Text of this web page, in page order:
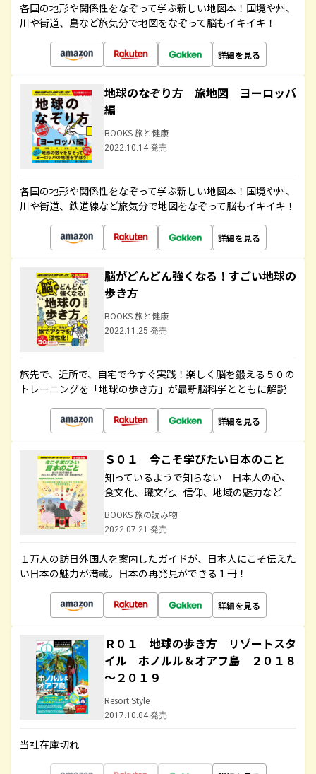
各国の地形や関係性をなぞって学ぶ新しい地図本！国境や州、
川や街道、島など旅気分で地図をなぞって脳もイキイキ！
詳細を見る
地球のなぞり方 旅地図 ヨーロッパ
編
BOOKS 旅と健康
2022.10.14 発売
各国の地形や関係性をなぞって学ぶ新しい地図本！国境や州、
川や街道、鉄道線など旅気分で地図をなぞって脳もイキイキ！
詳細を見る
脳がどんどん強くなる！すごい地球の
歩き方
BOOKS 旅と健康
2022.11.25 発売
旅先で、近所で、自宅で今すぐ実践！楽しく脳を鍛える５０の
トレーニングを「地球の歩き方」が最新脳科学とともに解説
詳細を見る
Ｓ０１ 今こそ学びたい日本のこと
知っているようで知らない 日本人の心、
食文化、職文化、信仰、地域の魅力など
BOOKS 旅の読み物
2022.07.21 発売
１万人の訪日外国人を案内したガイドが、日本人にこそ伝えた
い日本の魅力が満載。日本の再発見ができる１冊！
詳細を見る
Ｒ０１ 地球の歩き方 リゾートスタ
イル ホノルル＆オアフ島 ２０１８
～２０１９
Resort Style
2017.10.04 発売
当社在庫切れ